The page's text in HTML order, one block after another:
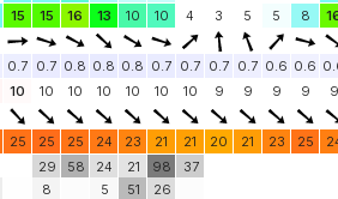
15 15 16 13 10 10 4 3 5 5 8
0.7 0.7 0.8 0.8 0.8 0.7 0.7 0.7 0.7 0.6 0.6
10 10 10 10 10 10 10 9 9 9 9 9
25 25 25 24 23 21 21 20 21 23 25
29
8
58
24
5
21
51
98
26
37